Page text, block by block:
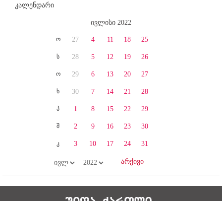
კალენდარი
ივლისი 2022
ო
ს
ო
ხ
პ
შ
კ
27
28
29
30
1
2
3
4
5
6
7
8
9
10
11
12
13
14
15
16
17
18
19
20
21
22
23
24
25
26
27
28
29
30
31